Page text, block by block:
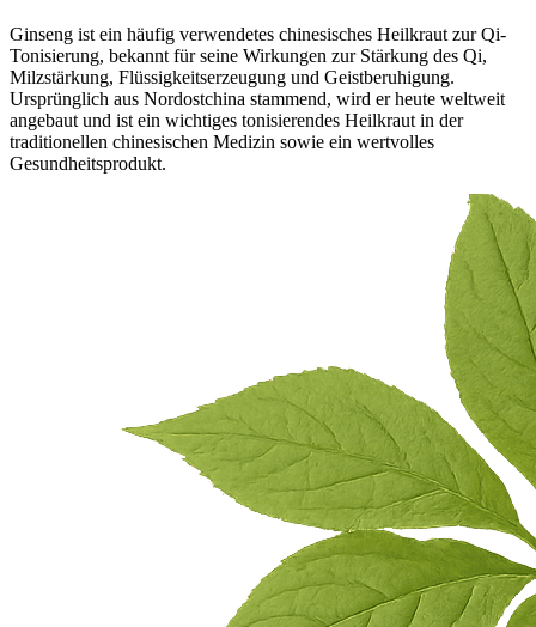
Ginseng ist ein häufig verwendetes chinesisches Heilkraut zur Qi-
Tonisierung, bekannt für seine Wirkungen zur Stärkung des Qi,
Milzstärkung, Flüssigkeitserzeugung und Geistberuhigung.
Ursprünglich aus Nordostchina stammend, wird er heute weltweit
angebaut und ist ein wichtiges tonisierendes Heilkraut in der
traditionellen chinesischen Medizin sowie ein wertvolles
Gesundheitsprodukt.